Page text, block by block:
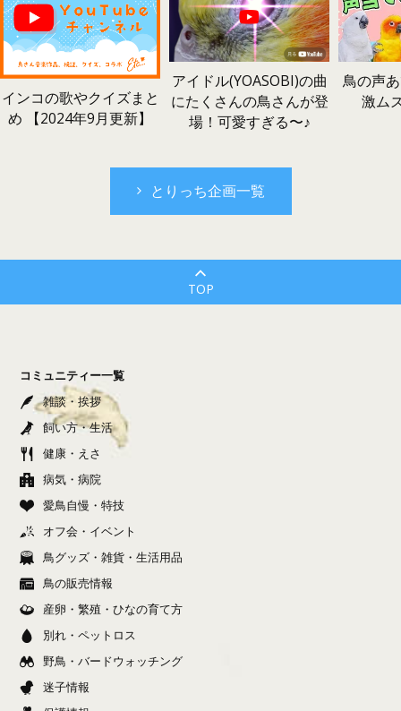
インコの歌やクイズまと
め 【2024年9月更新】
アイドル(YOASOBI)の曲
にたくさんの鳥さんが登
場！可愛すぎる〜♪
鳥の声
激ム
とりっち企画一覧
TOP
コミュニティー一覧
雑談・挨拶
飼い方・生活
健康・えさ
病気・病院
愛鳥自慢・特技
オフ会・イベント
鳥グッズ・雑貨・生活用品
鳥の販売情報
産卵・繁殖・ひなの育て方
別れ・ペットロス
野鳥・バードウォッチング
迷子情報